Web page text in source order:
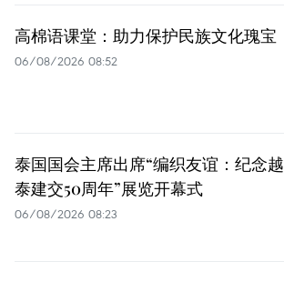
高棉语课堂：助力保护民族文化瑰宝
06/08/2026 08:52
泰国国会主席出席“编织友谊：纪念越
泰建交50周年”展览开幕式
06/08/2026 08:23